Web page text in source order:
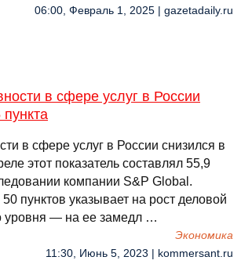
06:00, Февраль 1, 2025 | gazetadaily.ru
в сфере услуг в России
в сфере услуг в России снизился в
этот показатель составлял 55,9
компании S&P Global.
пунктов указывает на рост деловой
уровня — на ее замедл …
Экономика
11:30, Июнь 5, 2023 | kommersant.ru